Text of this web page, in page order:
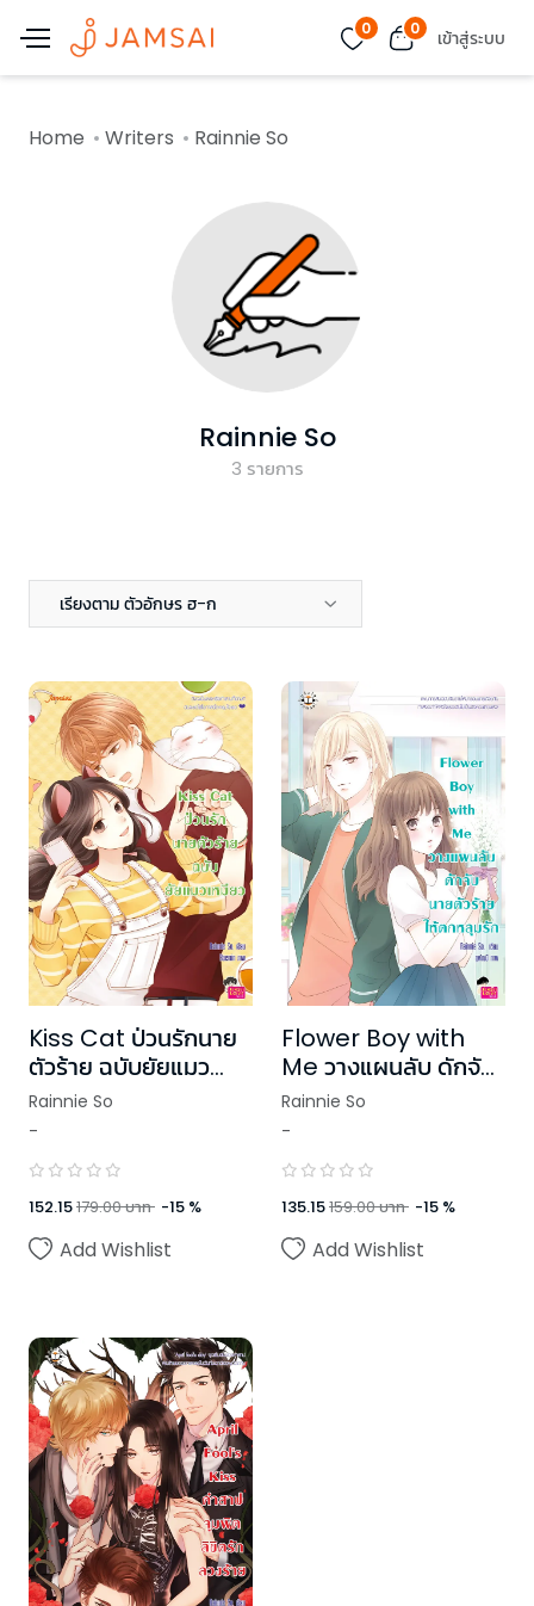
0 0 เข้าสู่ระบบ
Home Writers Rainnie So
Rainnie So
3 รายการ
เรียงตาม ตัวอักษร ฮ-ก
Kiss Cat ป่วนรักนาย
ตัวร้าย ฉบับยัยแมว
เหมียว
Rainnie So
-
152.15179.00บาท -15 %
Add Wishlist
Flower Boy with
Me วางแผนลับ ดักจับ
นายตัวร้ายให้ตกหลุมรัก
Rainnie So
-
135.15159.00บาท -15 %
Add Wishlist